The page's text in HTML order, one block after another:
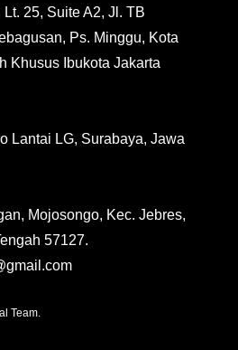
25, Suite A2, Jl. TB
Ps. Minggu, Kota
Khusus Ibukota Jakarta
Lantai LG, Surabaya, Jawa
Mojosongo, Kec. Jebres,
57127.
Team.